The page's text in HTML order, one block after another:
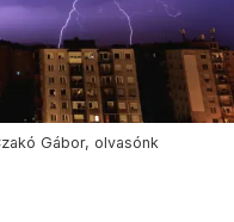
Gábor, olvasónk